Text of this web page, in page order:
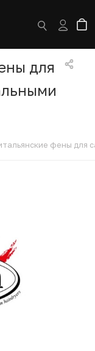
для
фены для